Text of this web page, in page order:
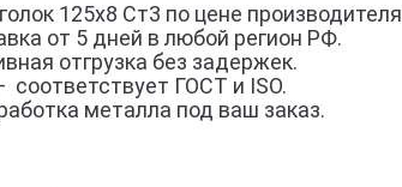
125х8 Ст3 по цене
от 5 дней в любой регион РФ.
отгрузка без задержек.
соответствует ГОСТ и ISO.
металла под ваш заказ.